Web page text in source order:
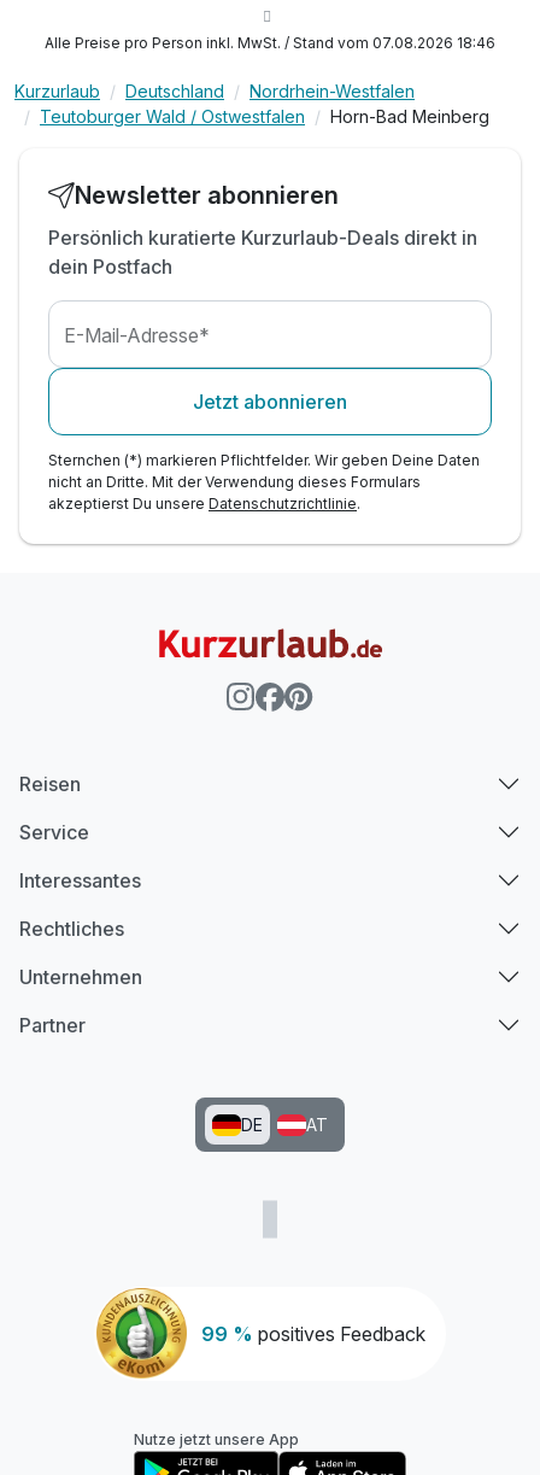
Sauna, Dampfbad, Sanarium, Schwimmbad &
inkl. Leihbademantel und Slipper
inkl. 1 Flasche Mineralwasser auf dem Zimmer
inkl. W-LAN
Alle Preise pro Person inkl. MwSt. / Stand vom 07.08.2026 18:46
Kurzurlaub Deutschland
Nordrhein-Westfalen
Teutoburger Wald / Ostwestfalen
Horn-Bad Meinberg
Newsletter abonnieren
Persönlich kuratierte Kurzurlaub-Deals direkt in
dein Postfach
E-Mail-Adresse*
Jetzt abonnieren
Sternchen (*) markieren Pflichtfelder. Wir geben Deine Daten
nicht an Dritte. Mit der Verwendung dieses Formulars
akzeptierst Du unsere Datenschutzrichtlinie.
99 % positives Feedback
Reisen
Service
Interessantes
Rechtliches
Unternehmen
Partner
DE AT
Nutze jetzt unsere App